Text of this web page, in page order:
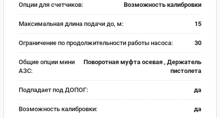
Опции для счетчиков: Возможность калибровки
Максимальная длина подачи до, м: 15
Ограничение по продолжительности работы насоса: 30
Общие опции мини
АЗС:
Поворотная муфта осевая , Держатель
пистолета
Подпадает под ДОПОГ: да
Возможность калибровки: да